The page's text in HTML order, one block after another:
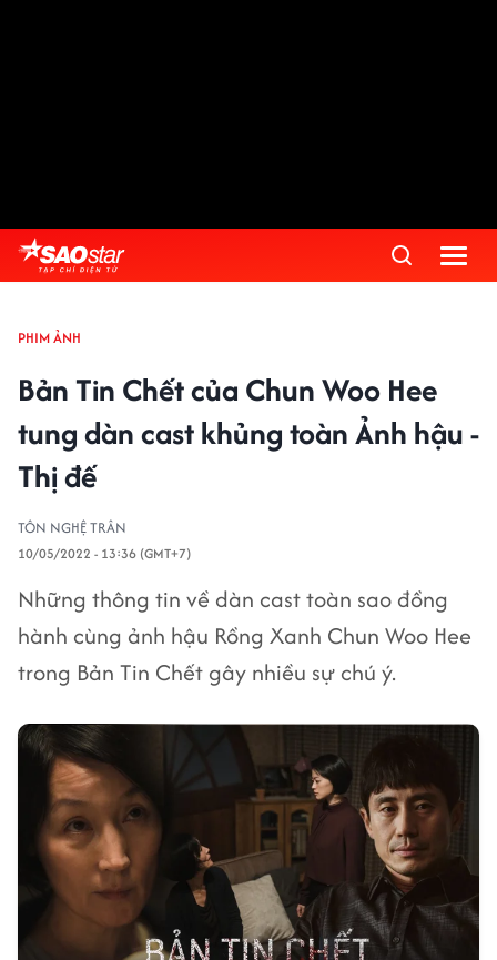
PHIM ẢNH
Bản Tin Chết của Chun Woo Hee
tung dàn cast khủng toàn Ảnh hậu -
Thị đế
TÔN NGHỆ TRÂN
10/05/2022 - 13:36 (GMT+7)
Những thông tin về dàn cast toàn sao đồng
hành cùng ảnh hậu Rồng Xanh Chun Woo Hee
trong Bản Tin Chết gây nhiều sự chú ý.